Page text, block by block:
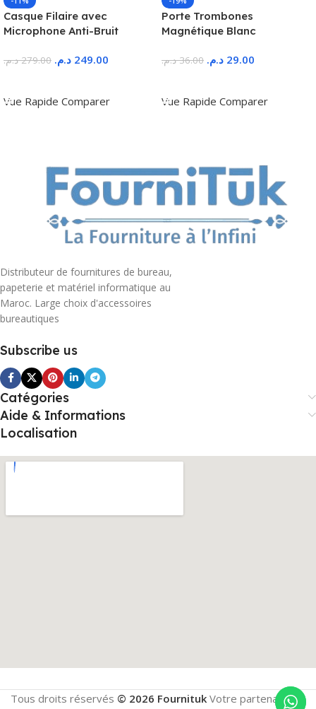
Casque Filaire avec
Microphone Anti-Bruit
279.00 د.م. 249.00 د.م.
Vue Rapide Comparer
Porte Trombones
Magnétique Blanc
36.00 د.م. 29.00 د.م.
Vue Rapide Comparer
Distributeur de fournitures de bureau,
papeterie et matériel informatique au
Maroc. Large choix d'accessoires
bureautiques
Subscribe us
Catégories
Aide & Informations
Localisation
Tous droits réservés © 2026 Fournituk Votre partenaire en